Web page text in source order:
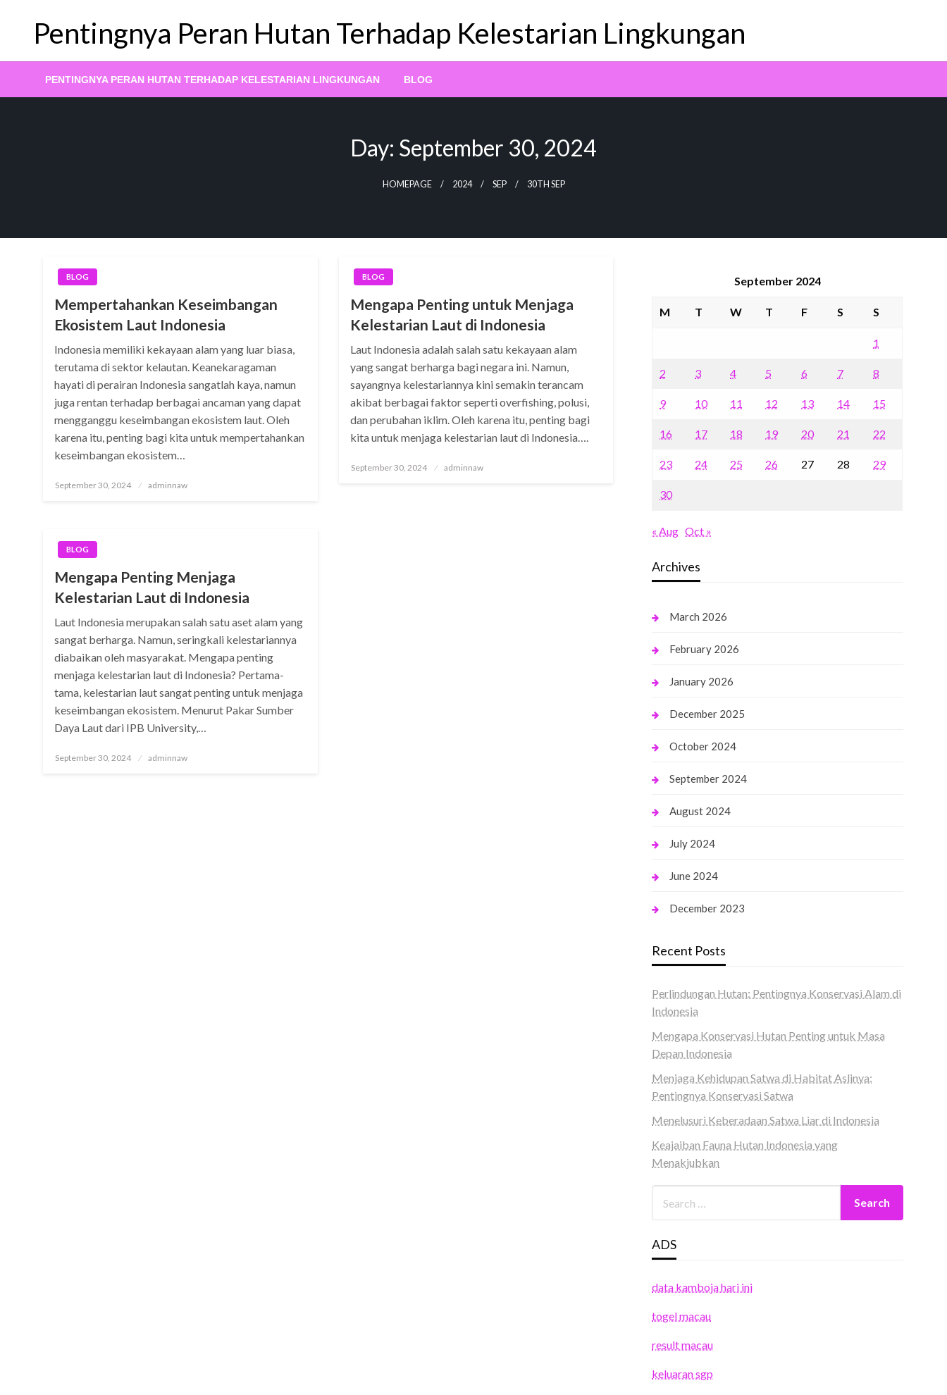
contentPentingnya Peran Hutan Terhadap Kelestarian Lingkungan
PENTINGNYA PERAN HUTAN TERHADAP KELESTARIAN LINGKUNGAN BLOG
Day: September 30, 2024
HOMEPAGE 2024 SEP 30TH SEP
BLOG
Mempertahankan Keseimbangan
Ekosistem Laut Indonesia
Indonesia memiliki kekayaan alam yang luar biasa,
terutama di sektor kelautan. Keanekaragaman
hayati di perairan Indonesia sangatlah kaya, namun
juga rentan terhadap berbagai ancaman yang dapat
mengganggu keseimbangan ekosistem laut. Oleh
karena itu, penting bagi kita untuk mempertahankan
keseimbangan ekosistem…
Posted
September 30, 2024 adminnaw
BLOG
Mengapa Penting untuk Menjaga
Kelestarian Laut di Indonesia
Laut Indonesia adalah salah satu kekayaan alam
yang sangat berharga bagi negara ini. Namun,
sayangnya kelestariannya kini semakin terancam
akibat berbagai faktor seperti overfishing, polusi,
dan perubahan iklim. Oleh karena itu, penting bagi
kita untuk menjaga kelestarian laut di Indonesia….
Posted
September 30, 2024 adminnaw
BLOG
Mengapa Penting Menjaga
Kelestarian Laut di Indonesia
Laut Indonesia merupakan salah satu aset alam yang
sangat berharga. Namun, seringkali kelestariannya
diabaikan oleh masyarakat. Mengapa penting
menjaga kelestarian laut di Indonesia? Pertama-
tama, kelestarian laut sangat penting untuk menjaga
keseimbangan ekosistem. Menurut Pakar Sumber
Daya Laut dari IPB University,…
Posted
September 30, 2024 adminnaw
September 2024
M T W T F S S
1
2 3 4 5 6 7 8
9 10 11 12 13 14 15
16 17 18 19 20 21 22
23 24 25 26 27 28 29
30
« Aug Oct »
Archives
March 2026
February 2026
January 2026
December 2025
October 2024
September 2024
August 2024
July 2024
June 2024
December 2023
Recent Posts
Perlindungan Hutan: Pentingnya Konservasi Alam di
Indonesia
Mengapa Konservasi Hutan Penting untuk Masa
Depan Indonesia
Menjaga Kehidupan Satwa di Habitat Aslinya:
Pentingnya Konservasi Satwa
Menelusuri Keberadaan Satwa Liar di Indonesia
Keajaiban Fauna Hutan Indonesia yang
Menakjubkan
ADS
data kamboja hari ini
togel macau
result macau
keluaran sgp